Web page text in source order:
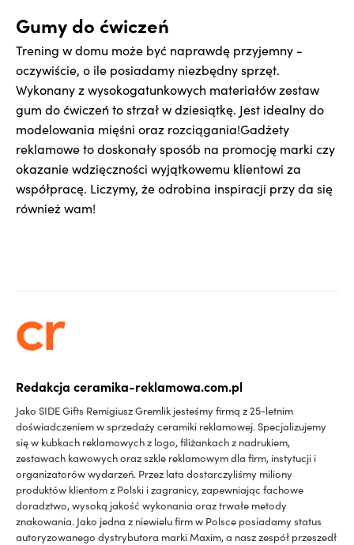
Gumy do ćwiczeń
Trening w domu może być naprawdę przyjemny -
oczywiście, o ile posiadamy niezbędny sprzęt.
Wykonany z wysokogatunkowych materiałów zestaw
gum do ćwiczeń to strzał w dziesiątkę. Jest idealny do
modelowania mięśni oraz rozciągania!Gadżety
reklamowe to doskonały sposób na promocję marki czy
okazanie wdzięczności wyjątkowemu klientowi za
współpracę. Liczymy, że odrobina inspiracji przy da się
również wam!
Redakcja ceramika-reklamowa.com.pl
Jako SIDE Gifts Remigiusz Gremlik jesteśmy firmą z 25-letnim
doświadczeniem w sprzedaży ceramiki reklamowej. Specjalizujemy
się w kubkach reklamowych z logo, filiżankach z nadrukiem,
zestawach kawowych oraz szkle reklamowym dla firm, instytucji i
organizatorów wydarzeń. Przez lata dostarczyliśmy miliony
produktów klientom z Polski i zagranicy, zapewniając fachowe
doradztwo, wysoką jakość wykonania oraz trwałe metody
znakowania. Jako jedna z niewielu firm w Polsce posiadamy status
autoryzowanego dystrybutora marki Maxim, a nasz zespół przeszedł